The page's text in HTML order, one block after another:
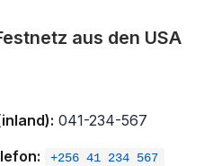
aus den USA
041-234-567
+256 41 234 567